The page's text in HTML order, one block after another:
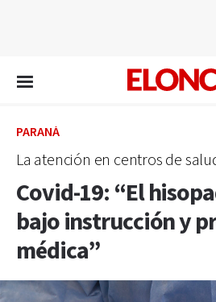
PARANÁ
La atención en centros de
Covid-19: “El
bajo instrucción y
médica”